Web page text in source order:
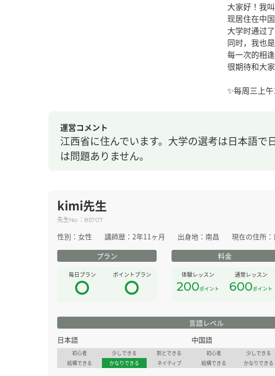
大家好！我
现居住在中
大学时通过
同时，我也
每一次的相
很期待和大
✨每周三上
運営コメント
江西省に住んでいます。大学の選考は日本語
は問題ありません。
kimi先生
先生No. ： 85707
性別： 女性 講師歴： 2年11ヶ月 出身地： 南昌 現在の住所：
プラン
毎日プラン ポイントプラン
料金
体験レッスン
200ポイント
通常レッスン
600ポイント
言語レベル
日本語
初心者 少しできる
割とできる
結構できる
かなりできる ネイティブ
中国語
初心者 少しできる
結構できる
かなりできる